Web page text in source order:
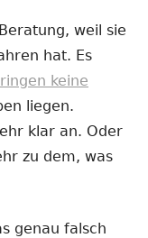
weil sie
hat. Es
keine
liegen.
klar an. Oder
zu dem, was
genau falsch